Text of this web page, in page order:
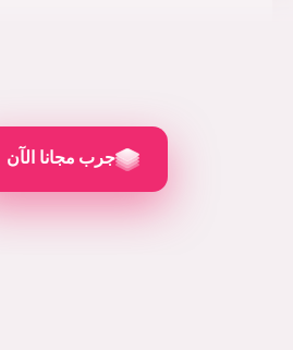
جرب مجانا الآن